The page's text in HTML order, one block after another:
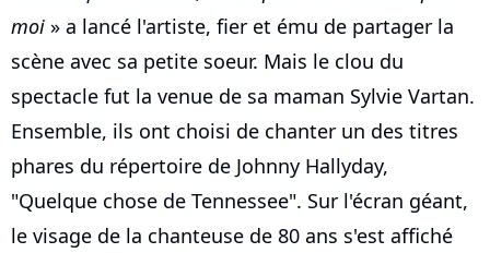
moi » a lancé l'artiste, fier et ému de partager la
scène avec sa petite soeur. Mais le clou du
spectacle fut la venue de sa maman Sylvie Vartan.
Ensemble, ils ont choisi de chanter un des titres
phares du répertoire de Johnny Hallyday,
"Quelque chose de Tennessee". Sur l'écran géant,
le visage de la chanteuse de 80 ans s'est affiché